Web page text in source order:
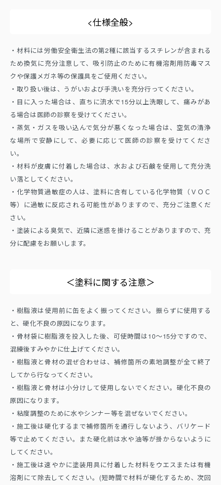
<仕様全般>
・材料には労働安全衛生法の第2種に該当するスチレンが含まれる
ため換気に充分注意して、吸引防止のために有機溶剤用防毒マス
クや保護メガネ等の保護具をご使用ください。
・取り扱い後は、うがいおよび手洗いを充分行ってください。
・目に入った場合は、直ちに流水で15分以上洗眼して、痛みがあ
る場合は医師の診察を受けてください。
・蒸気・ガスを吸い込んで気分が悪くなった場合は、空気の清浄
な場所で安静にして、必要に応じて医師の診察を受けてくださ
い。
・材料が皮膚に付着した場合は、水および石鹸を使用して充分洗
い落としてください。
・化学物質過敏症の人は、塗料に含有している化学物質（ＶＯＣ
等）に過敏に反応される可能性がありますので、充分ご注意くだ
さい。
・塗装による臭気で、近隣に迷惑を掛けることがありますので、充
分に配慮をお願いします。
＜塗料に関する注意＞
・樹脂液は使用前に缶をよく振ってください。振らずに使用する
と、硬化不良の原因になります。
・骨材袋に樹脂液を投入した後、可使時間は10～15分ですので、
混練後すみやかに仕上げてください。
・樹脂液と骨材の混ぜ合わせは、補修箇所の素地調整が全て終了
してから行なってください。
・樹脂液と骨材は小分けして使用しないでください。硬化不良の
原因になります。
・粘度調整のために水やシンナー等を混ぜないでください。
・施工後は硬化するまで補修箇所を通行しないよう、バリケード
等で止めてください。また硬化前は水や油等が掛からないように
してください。
・施工後は速やかに塗装用具に付着した材料をウエスまたは有機
溶剤にて除去してください。(短時間で材料が硬化するため、次回